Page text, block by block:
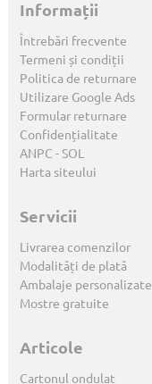
Informații
Întrebări frecvente
Termeni și condiții
Politica de returnare
Utilizare Google Ads
Formular returnare
Confidențialitate
ANPC -SOL
Harta siteului
Servicii
Livrarea comenzilor
Modalități de plată
Ambalaje personalizate
Mostre gratuite
Articole
Cartonul ondulat